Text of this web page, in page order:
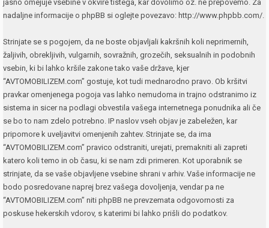
jasno omejuje vsebine v okvire tistega, kar dovolimo oz. ne prepovemo. Za
nadaljne informacije o phpBB si oglejte povezavo: http://www.phpbb.com/.
Strinjate se s pogojem, da ne boste objavljali kakršnih koli neprimernih,
žaljivih, obrekljivih, vulgarnih, sovražnih, grozečih, seksualnih in podobnih
vsebin, ki bi lahko kršile zakone tako vaše države, kjer
“AVTOMOBILIZEM.com” gostuje, kot tudi mednarodno pravo. Ob kršitvi
pravkar omenjenega pogoja vas lahko nemudoma in trajno odstranimo iz
sistema in sicer na podlagi obvestila vašega internetnega ponudnika ali če
se bo to nam zdelo potrebno. IP naslov vseh objav je zabeležen, kar
pripomore k uveljavitvi omenjenih zahtev. Strinjate se, da ima
“AVTOMOBILIZEM.com” pravico odstraniti, urejati, premakniti ali zapreti
katero koli temo in ob času, ki se nam zdi primeren. Kot uporabnik se
strinjate, da se vaše objavljene vsebine shrani v arhiv. Vaše informacije ne
bodo posredovane naprej brez vašega dovoljenja, vendar pa ne
“AVTOMOBILIZEM.com” niti phpBB ne prevzemata odgovornosti za
poskuse hekerskih vdorov, s katerimi bi lahko prišli do podatkov.